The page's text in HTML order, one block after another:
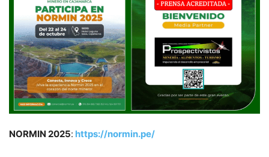
NORMIN 2025: https://normin.pe/